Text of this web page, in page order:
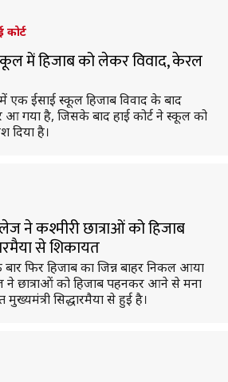
में हिजाब को लेकर विवाद, केरल
ईसाई स्कूल हिजाब विवाद के बाद
आ गया है, जिसके बाद हाई कोर्ट ने स्कूल को
दिया है।
ने कश्मीरी छात्राओं को हिजाब
से शिकायत
फिर हिजाब का जिन्न बाहर निकल आया
ने छात्राओं को हिजाब पहनकर आने से मना
सिद्धारमैया से हुई है।